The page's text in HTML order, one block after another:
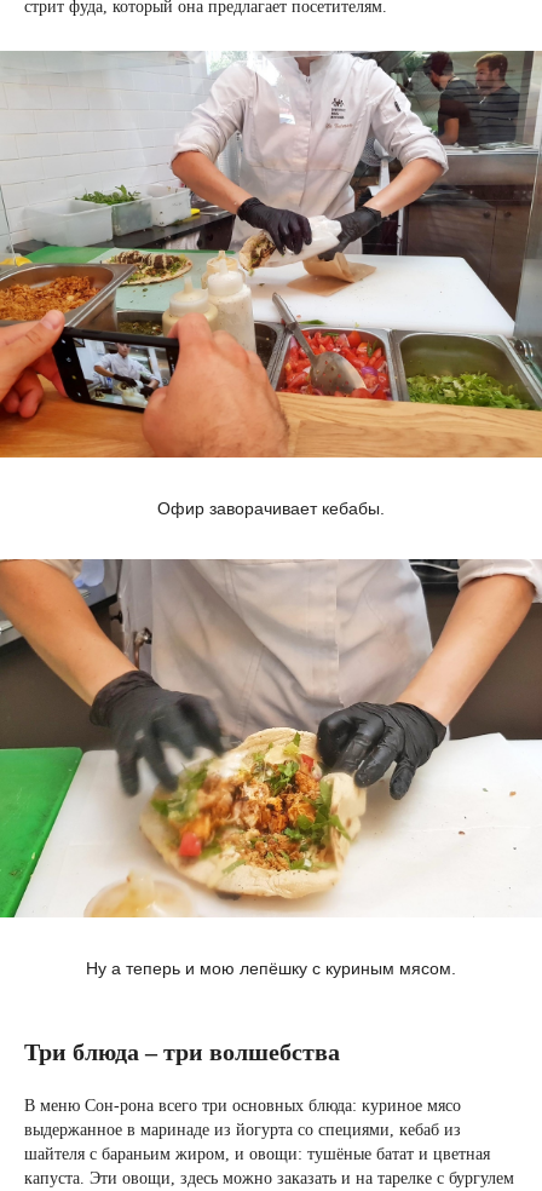
стрит фуда, который она предлагает посетителям.
Офир заворачивает кебабы.
Ну а теперь и мою лепёшку с куриным мясом.
Три блюда – три волшебства
В меню Сон-рона всего три основных блюда: куриное мясо
выдержанное в маринаде из йогурта со специями, кебаб из
шайтеля с бараньим жиром, и овощи: тушёные батат и цветная
капуста. Эти овощи, здесь можно заказать и на тарелке с бургулем